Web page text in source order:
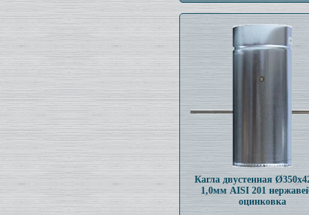
Кагла двустенная
1,0мм AISI 201
оцинковка